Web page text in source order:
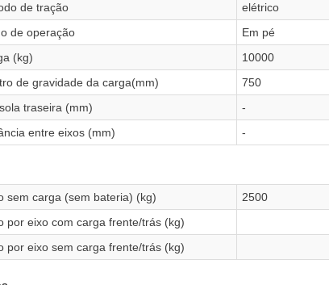
de tração
elétrico
de operação
Em pé
(kg)
10000
de gravidade da carga(mm)
750
traseira (mm)
-
entre eixos (mm)
-
sem carga (sem bateria) (kg)
2500
por eixo com carga frente/trás (kg)
por eixo sem carga frente/trás (kg)